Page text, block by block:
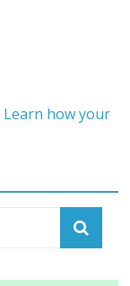
Learn how your